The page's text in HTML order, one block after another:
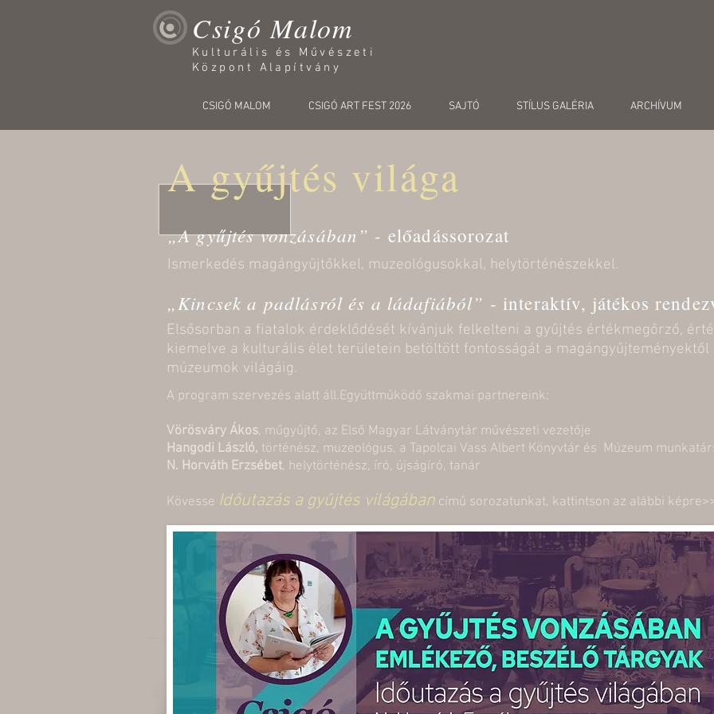
Csigó Malom
Kulturális és Művészeti
Központ Alapítvány
CSIGÓ MALOM CSIGÓ ART FEST 2026 SAJTÓ STÍLUS GALÉRIA ARCHÍVUM
A gyűjtés világa
„A gyűjtés vonzásában” - előadássorozat
Ismerkedés magángyűjtőkkel, muzeológusokkal, helytörténészekkel.
„Kincsek a padlásról és a ládafiából” - interaktív, játékos
Elsősorban a fiatalok érdeklődését kívánjuk felkelteni a gyűjtés értékmegőrző,
kiemelve a kulturális élet területein betöltött fontosságát a
múzeumok világáig.
A program szervezés alatt áll.Együttműködő szakmai partnereink:
Vörösváry Ákos, műgyűjtő, az Első Magyar Látványtár művészeti vezetője
Hangodi László, történész, muzeológus, a Tapolcai Vass Albert Könyvtár és Múzeum
N. Horváth Erzsébet, helytörténész, író, újságíró, tanár
Kövesse Időutazás a gyűjtés világában című sorozatunkat, kattintson az alábbi